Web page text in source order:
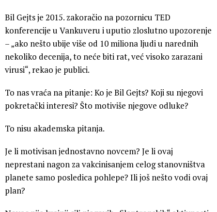
Bil Gejts je 2015. zakoračio na pozornicu TED
konferencije u Vankuveru i uputio zloslutno upozorenje
– „ako nešto ubije više od 10 miliona ljudi u narednih
nekoliko decenija, to neće biti rat, već visoko zarazani
virusi“, rekao je publici.
To nas vraća na pitanje: Ko je Bil Gejts? Koji su njegovi
pokretački interesi? Što motiviše njegove odluke?
To nisu akademska pitanja.
Je li motivisan jednostavno novcem? Je li ovaj
neprestani nagon za vakcinisanjem celog stanovništva
planete samo posledica pohlepe? Ili još nešto vodi ovaj
plan?